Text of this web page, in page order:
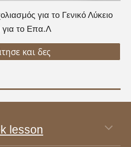
για το Γενικό Λύκειο
για το Επα.Λ
και δες
lesson